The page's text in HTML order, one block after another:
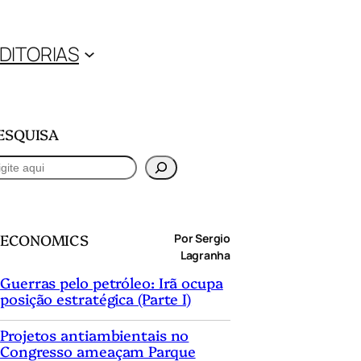
ECONOMICS
Por Sergio
Lagranha
Guerras pelo petróleo: Irã ocupa
posição estratégica (Parte I)
Projetos antiambientais no
Congresso ameaçam Parque